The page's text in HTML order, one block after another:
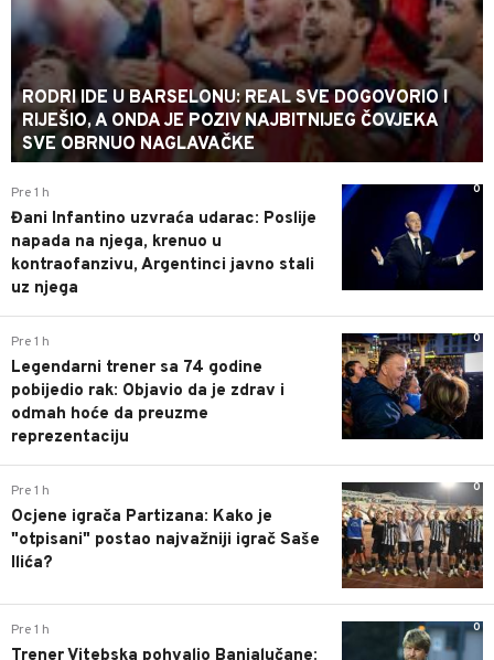
RODRI IDE U BARSELONU: REAL SVE DOGOVORIO I
RIJEŠIO, A ONDA JE POZIV NAJBITNIJEG ČOVJEKA
SVE OBRNUO NAGLAVAČKE
0
Pre 1 h
Đani Infantino uzvraća udarac: Poslije
napada na njega, krenuo u
kontraofanzivu, Argentinci javno stali
uz njega
0
Pre 1 h
Legendarni trener sa 74 godine
pobijedio rak: Objavio da je zdrav i
odmah hoće da preuzme
reprezentaciju
0
Pre 1 h
Ocjene igrača Partizana: Kako je
"otpisani" postao najvažniji igrač Saše
Ilića?
0
Pre 1 h